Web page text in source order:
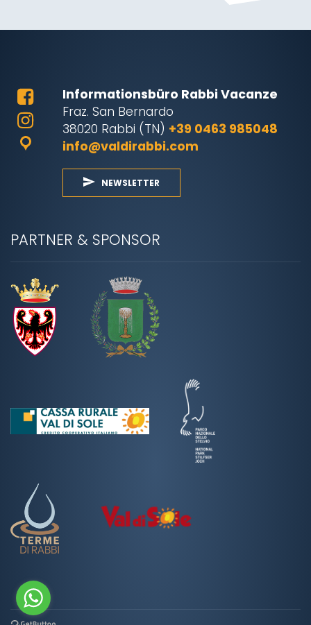
Informationsbüro Rabbi Vacanze
Fraz. San Bernardo
38020 Rabbi (TN) +39 0463 985048
info@valdirabbi.com
NEWSLETTER
PARTNER & SPONSOR